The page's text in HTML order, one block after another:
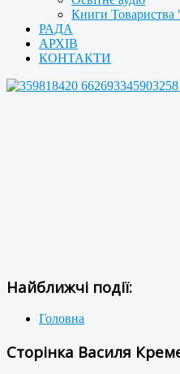
Книги Товариства
РАДА
АРХІВ
КОНТАКТИ
Найближчі події:
Головна
Сторінка Василя